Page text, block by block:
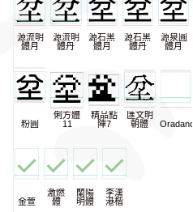
源流明
體月
源流明
體丹
源石黑
體月
源石黑
體丹
源泉圓
體月
粉圓
俐方體
11
精品點
陣7
匯文明
朝體
Oradano
金萱
激燃
體
蘭陽
明體
李漢
港楷